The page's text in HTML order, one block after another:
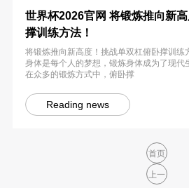
世界杯2026官网 将锻炼推向新
撑训练方法！
将锻炼推向新高度！挑战单双杠俯卧撑训练
身体是每个人的梦想，锻炼身体成为了现代
在众多的锻炼方式中，俯卧撑
Reading news
首页
上一